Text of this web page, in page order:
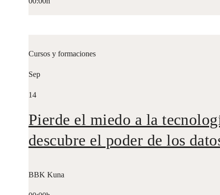
Cursos y formaciones
Sep
14
Pierde el miedo a la
descubre el poder de los
BBK Kuna